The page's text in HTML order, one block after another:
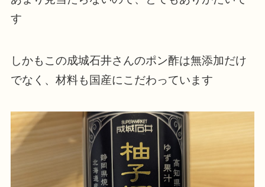
す
しかもこの成城石井さんのポン酢は無添加だけ
でなく、材料も国産にこだわっています